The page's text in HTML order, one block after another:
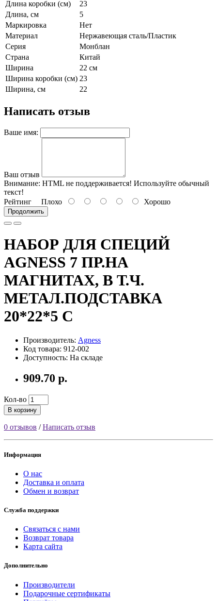
Длина коробки (см)
23
Длина, см
5
Маркировка
Нет
Материал
Нержавеющая сталь/Пластик
Серия
Монблан
Страна
Китай
Ширина
22 см
Ширина коробки (см) 23
Ширина, см
22
Написать отзыв
Ваше имя:
Ваш отзыв
Внимание: HTML не поддерживается! Используйте обычный
текст!
Рейтинг Плохо Хорошо
Продолжить
НАБОР ДЛЯ СПЕЦИЙ
AGNESS 7 ПР.НА
МАГНИТАХ, В Т.Ч.
МЕТАЛ.ПОДСТАВКА
20*22*5 С
Производитель: Agness
Код товара: 912-002
Доступность: На складе
909.70 р.
Кол-во
В корзину
0 отзывов /Написать отзыв
Информация
О нас
Доставка и оплата
Обмен и возврат
Служба поддержки
Связаться с нами
Возврат товара
Карта сайта
Дополнительно
Производители
Подарочные сертификаты